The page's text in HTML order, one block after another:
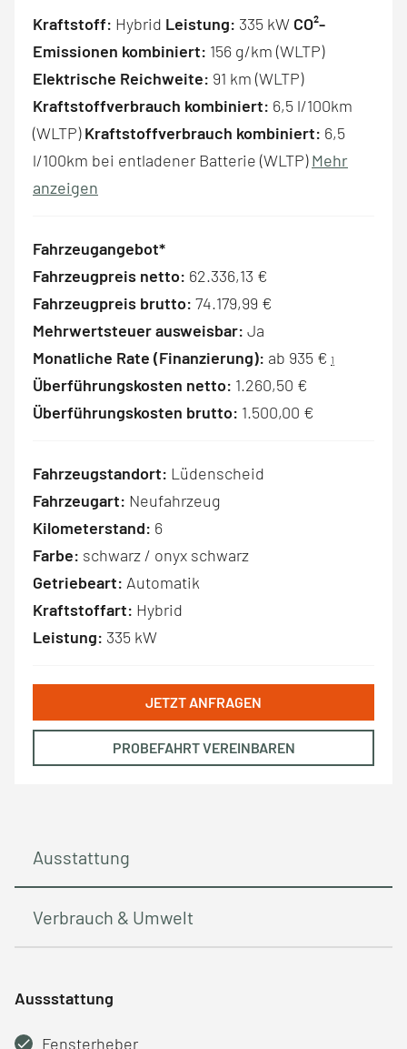
Kraftstoff: Hybrid Leistung: 335 kW CO²-
Emissionen kombiniert: 156 g/km (WLTP)
Elektrische Reichweite: 91 km (WLTP)
Kraftstoffverbrauch kombiniert: 6,5 l/100km
(WLTP)Kraftstoffverbrauch kombiniert: 6,5
l/100km bei entladener Batterie (WLTP) Mehr
anzeigen
Fahrzeugangebot*
Fahrzeugpreis netto: 62.336,13 €
Fahrzeugpreis brutto: 74.179,99 €
Mehrwertsteuer ausweisbar: Ja
Monatliche Rate (Finanzierung): ab 935 € 1
Überführungskosten netto: 1.260,50 €
Überführungskosten brutto: 1.500,00 €
Fahrzeugstandort: Lüdenscheid
Fahrzeugart: Neufahrzeug
Kilometerstand: 6
Farbe: schwarz / onyx schwarz
Getriebeart: Automatik
Kraftstoffart: Hybrid
Leistung: 335 kW
JETZT ANFRAGEN
PROBEFAHRT VEREINBAREN
Ausstattung
Verbrauch & Umwelt
Aussstattung
Fensterheber